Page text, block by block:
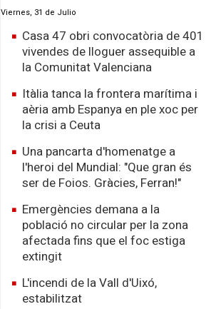
Viernes, 31 de Julio
Casa 47 obri convocatòria de 401
vivendes de lloguer assequible a
la Comunitat Valenciana
Itàlia tanca la frontera marítima i
aèria amb Espanya en ple xoc per
la crisi a Ceuta
Una pancarta d'homenatge a
l'heroi del Mundial: "Que gran és
ser de Foios. Gràcies, Ferran!"
Emergències demana a la
població no circular per la zona
afectada fins que el foc estiga
extingit
L'incendi de la Vall d'Uixó,
estabilitzat